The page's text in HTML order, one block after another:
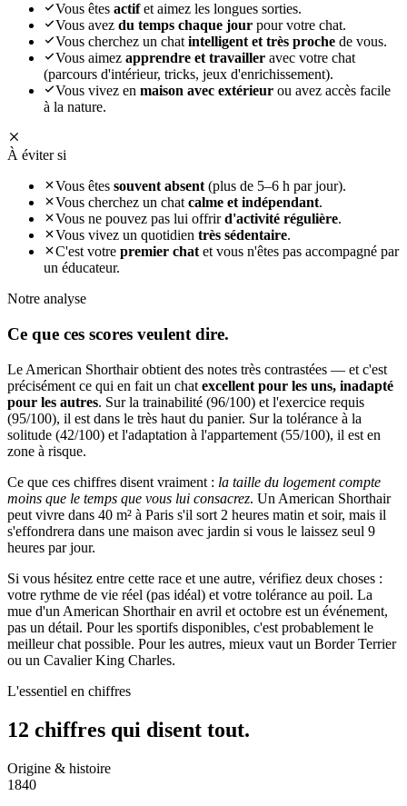
Vous êtes actifet aimez les longues sorties.
Vous avez du temps chaque jour pour votre chat.
Vous cherchez un chatintelligent et très proche de vous.
Vous aimez apprendre et travailler avec votre chat
(parcours d'intérieur, tricks, jeux d'enrichissement).
Vous vivez en maison avec extérieur ou avez accès facile
à la nature.
À éviter si
Vous êtes souvent absent(plus de 5–6 h par jour).
Vous cherchez un chatcalme et indépendant.
Vous ne pouvez pas lui offrird'activité régulière.
Vous vivez un quotidien très sédentaire.
C'est votre premier chatet vous n'êtes pas accompagné par
un éducateur.
Notre analyse
Ce que ces scores veulent dire.
Le American Shorthair obtient des notes très contrastées — et c'est
précisément ce qui en fait un chat excellent pour les uns, inadapté
pour les autres. Sur la trainabilité (96/100) et l'exercice requis
(95/100), il est dans le très haut du panier. Sur la tolérance à la
solitude (42/100) et l'adaptation à l'appartement (55/100), il est en
zone à risque.
Ce que ces chiffres disent vraiment : la taille du logement compte
moins que le temps que vous lui consacrez. Un American Shorthair
peut vivre dans 40 m² à Paris s'il sort 2 heures matin et soir, mais il
s'effondrera dans une maison avec jardin si vous le laissez seul 9
heures par jour.
Si vous hésitez entre cette race et une autre, vérifiez deux choses :
votre rythme de vie réel (pas idéal) et votre tolérance au poil. La
mue d'un American Shorthair en avril et octobre est un événement,
pas un détail. Pour les sportifs disponibles, c'est probablement le
meilleur chat possible. Pour les autres, mieux vaut un Border Terrier
ou un Cavalier King Charles.
L'essentiel en chiffres
12 chiffres qui disent tout.
Origine & histoire
1840